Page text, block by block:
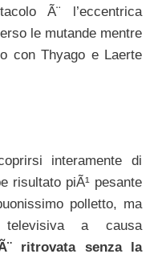
Ã¨ l’eccentrica
le mutande mentre
con Thyago e Laerte
interamente di
risultato piÃ¹ pesante
polletto, ma
a causa
ritrovata senza la